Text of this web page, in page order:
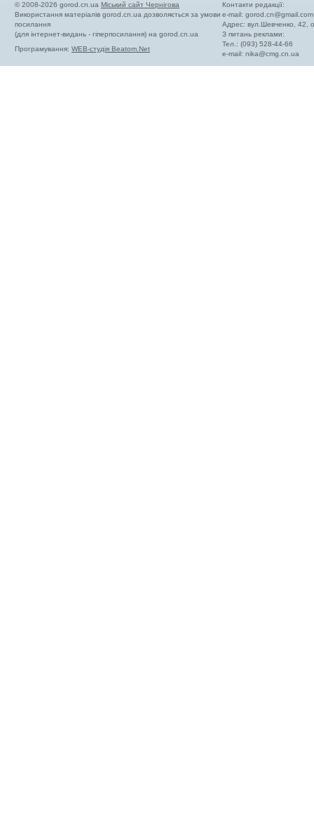
© 2008-2026 gorod.cn.ua Міський сайт Чернігова
Використання матеріалів gorod.cn.ua дозволяється за умови
посилання
(для інтернет-видань - гіперпосилання) на gorod.cn.ua
Програмування: WEB-студія Beatom.Net
Контакти редакції:
e-mail:gorod.cn@gmail.com
Адрес: вул.Шевченко, 42,
З питань реклами:
Тел.: (093) 528-44-66
e-mail:nika@cmg.cn.ua